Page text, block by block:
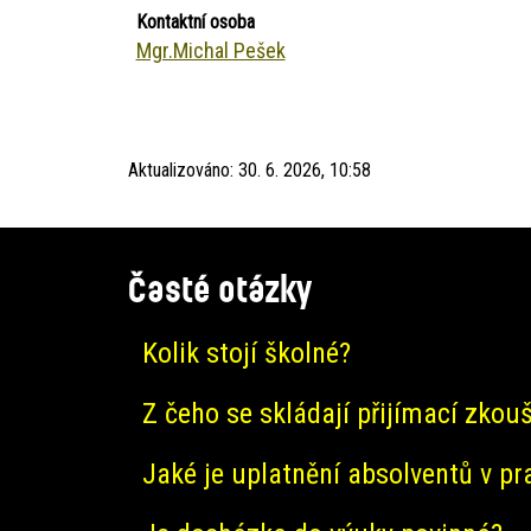
Kontaktní osoba
Mgr.Michal Pešek
Aktualizováno: 30. 6. 2026, 10:58
Časté otázky
Kolik stojí školné?
Z čeho se skládají přijímací
Jaké je uplatnění absolventů v